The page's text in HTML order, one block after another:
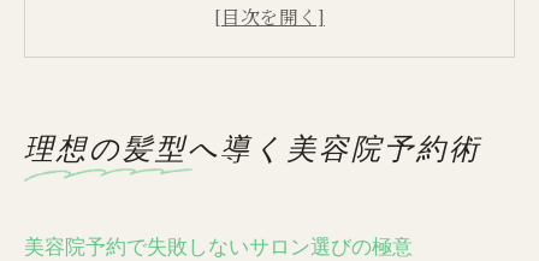
美容師と相談して理想の髪型を実現するコツ
美容院予約なしでも安心なポイントと注意点
つくば市の美容院で髪質改善を叶える方法
つくば美容院で髪の悩みを相談できる秘訣
理想の髪型へ導く美容院予約術
美容院予約で失敗しないサロン選びの極意